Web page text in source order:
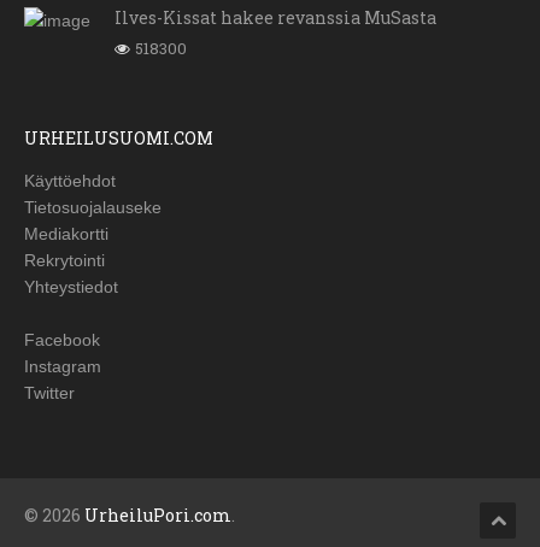
Ilves-Kissat hakee revanssia MuSasta
518300
URHEILUSUOMI.COM
Käyttöehdot
Tietosuojalauseke
Mediakortti
Rekrytointi
Yhteystiedot
Facebook
Instagram
Twitter
© 2026 UrheiluPori.com.